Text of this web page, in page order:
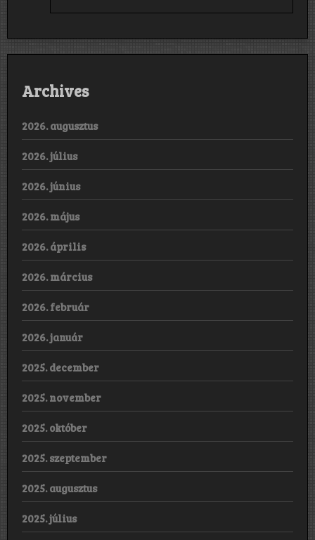
Archives
2026. augusztus
2026. július
2026. június
2026. május
2026. április
2026. március
2026. február
2026. január
2025. december
2025. november
2025. október
2025. szeptember
2025. augusztus
2025. július